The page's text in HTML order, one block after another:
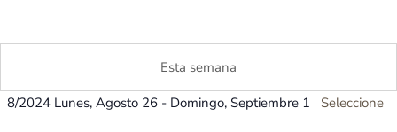
Esta semana
8/2024 Lunes, Agosto 26 - Domingo, Septiembre 1 Seleccione